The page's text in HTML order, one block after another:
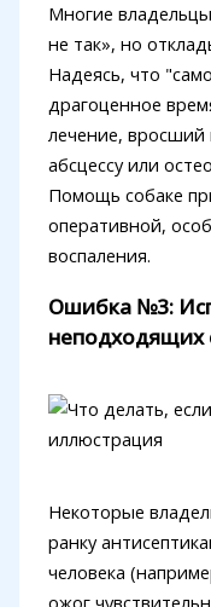
Многие
не так», но
Надеясь, что
драгоценное
лечение, вросший
абсцессу или
Помощь собаке
оперативной,
воспаления.
Ошибка №3:
неподходящих
Некоторые
ранку
человека